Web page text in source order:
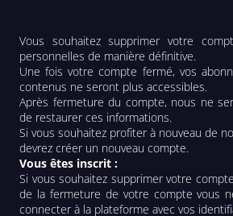
Vous souhaitez supprimer votre
personnelles de manière définitive.
Une fois votre compte fermé, vos
contenus ne seront plus accessibles.
Après fermeture du compte, nous ne
de restaurer ces informations.
Si vous souhaitez profiter à nouveau de
Vous êtes inscrit :
Si vous souhaitez supprimer votre
de la fermeture de votre compte vous